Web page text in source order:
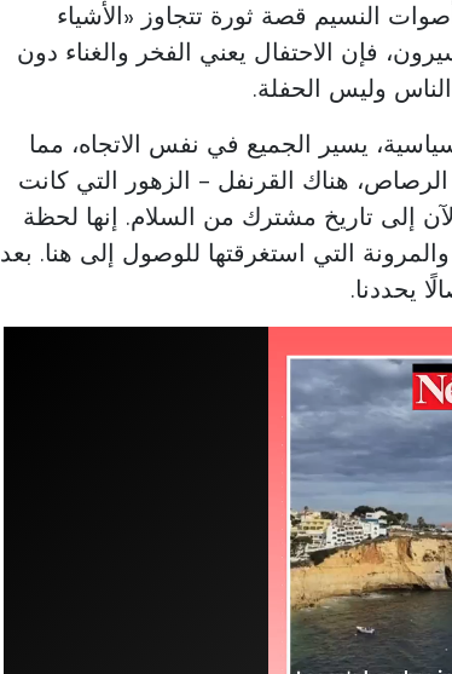
النسيم قصة ثورة تتجاوز «الأشياء
فإن الاحتفال يعني الفخر والغناء دون
وليس الحفلة.
يسير الجميع في نفس الاتجاه، مما
هناك القرنفل - الزهور التي كانت
إلى تاريخ مشترك من السلام. إنها لحظة
التي استغرقتها للوصول إلى هنا. بعد
يحددنا.